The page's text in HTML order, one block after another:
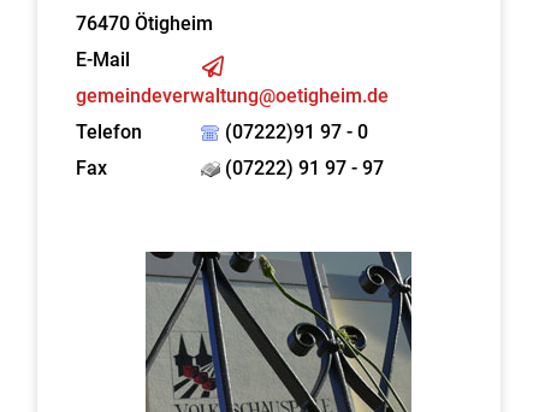
76470 Ötigheim
E-Mail
gemeindeverwaltung@oetigheim.de
Telefon
(07222)91 97 - 0
Fax
(07222) 91 97 - 97